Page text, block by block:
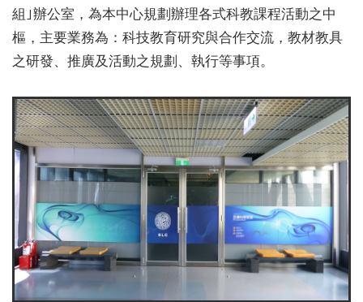
組｣辦公室，為本中心規劃辦理各式科教課程活動之中
樞，主要業務為：科技教育研究與合作交流，教材教具
之研發、推廣及活動之規劃、執行等事項。